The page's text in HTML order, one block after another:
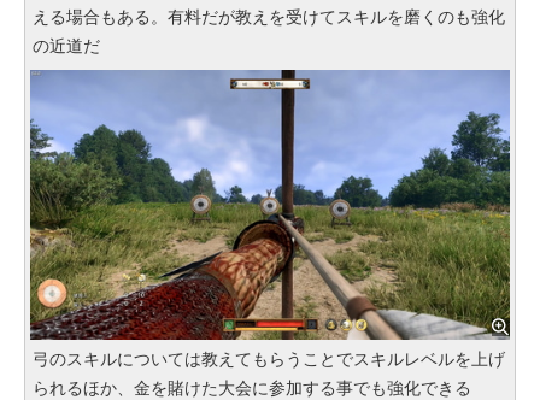
える場合もある。有料だが教えを受けてスキルを磨くのも強化
の近道だ
弓のスキルについては教えてもらうことでスキルレベルを上げ
られるほか、金を賭けた大会に参加する事でも強化できる